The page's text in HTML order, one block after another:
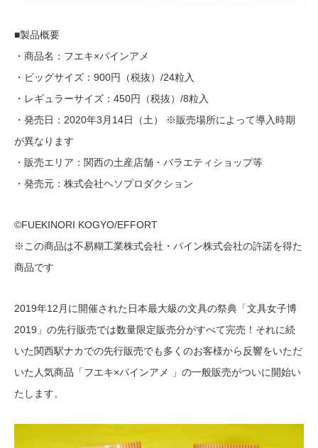
■製品概要
・商品名：フエキ×パインアメ
・ビッグサイズ：900円（税抜）/24粒入
・レギュラーサイズ：450円（税抜）/8粒入
・発売日：2020年3月14日（土） ※販売場所によって導入時期
が異なります
・販売エリア：関西の土産店舗・バラエティショップ等
・発売元：株式会社ヘソプロダクション
©️FUEKINORI KOGYO/EFFORT
※この商品は不易糊工業株式会社・パイン株式会社の許諾を得た
商品です
2019年12月に開催された日本最大級の文具の祭典「文具女子博
2019」の先行販売では数量限定販売分がすべて完売！それに続
いた関西駅ナカでの先行販売でも多くのお客様から反響をいただ
いた人気商品「フエキ×パインアメ 」の一般販売がついに開始い
たします。